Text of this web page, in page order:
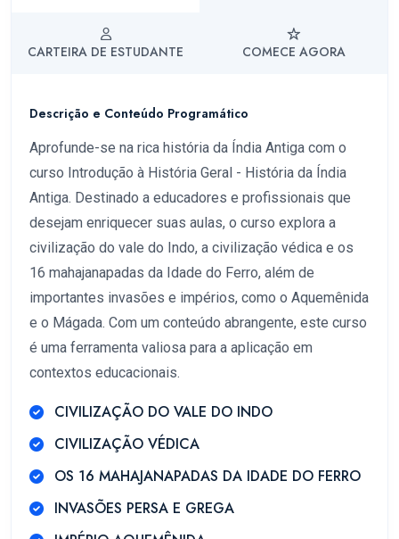
CARTEIRA DE ESTUDANTE COMECE AGORA
Descrição e Conteúdo Programático
Aprofunde-se na rica história da Índia Antiga com o
curso Introdução à História Geral - História da Índia
Antiga. Destinado a educadores e profissionais que
desejam enriquecer suas aulas, o curso explora a
civilização do vale do Indo, a civilização védica e os
16 mahajanapadas da Idade do Ferro, além de
importantes invasões e impérios, como o Aquemênida
e o Mágada. Com um conteúdo abrangente, este curso
é uma ferramenta valiosa para a aplicação em
contextos educacionais.
CIVILIZAÇÃO DO VALE DO INDO
CIVILIZAÇÃO VÉDICA
OS 16 MAHAJANAPADAS DA IDADE DO FERRO
INVASÕES PERSA E GREGA